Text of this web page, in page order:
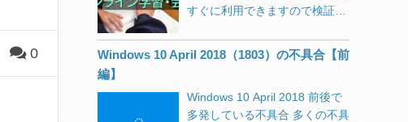
0
すぐに利用できますので検証と
Windows 10 April 2018（1803）の不具合【前
編】
Windows 10 April 2018 前後で
多発している不具合 多くの不具